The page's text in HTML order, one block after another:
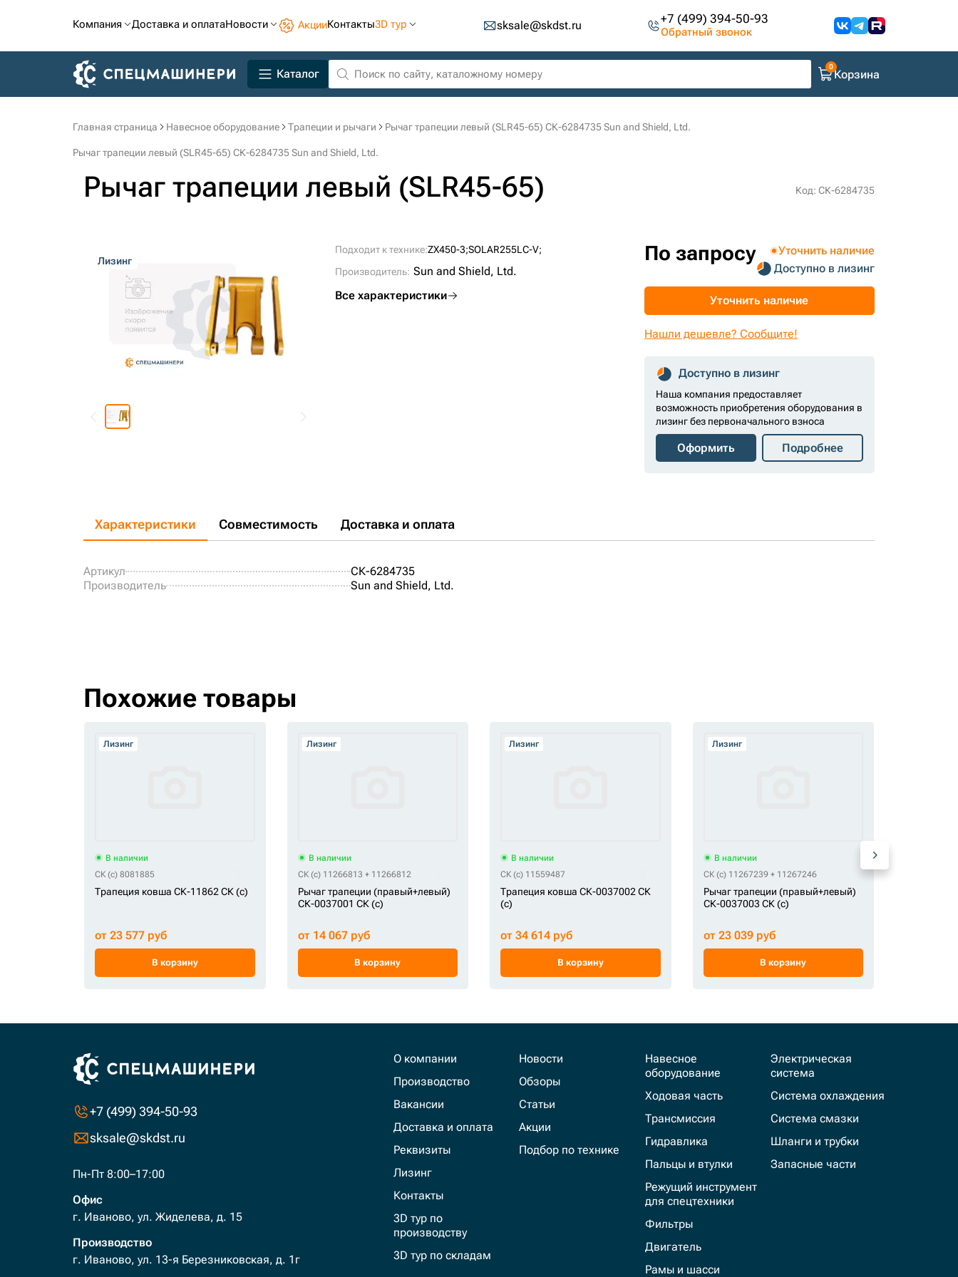
Компания Доставка и оплатаНовости АкцииКонтакты3D тур sksale@skdst.ru +7 (499) 394-50-93
Обратный звонок
Каталог Корзина
Главная страница Навесное оборудование Трапеции и рычаги Рычаг трапеции левый (SLR45-65) СК-6284735 Sun and Shield, Ltd.
Рычаг трапеции левый (SLR45-65) СК-6284735 Sun and Shield, Ltd.
Рычаг трапеции левый (SLR45-65) Код: СК-6284735
Лизинг
Подходит к технике:ZX450-3;SOLAR255LC-V;
Производитель: Sun and Shield, Ltd.
Все характеристики
По запросу
Уточнить наличие
Доступно в лизинг
Уточнить наличие
Нашли дешевле? Сообщите!
Доступно в лизинг
Наша компания предоставляет
возможность приобретения оборудования в
лизинг без первоначального взноса
Оформить Подробнее
Характеристики Совместимость Доставка и оплата
Артикул
СК-6284735
Производитель
Sun and Shield, Ltd.
Похожие товары
Лизинг
В наличии
СК (c) 8081885
Трапеция ковша СК-11862 СК (c)
от 23 577 руб
В корзину
Лизинг
В наличии
СК (c) 11266813 + 11266812
Рычаг трапеции (правый+левый)
СК-0037001 СК (c)
от 14 067 руб
В корзину
Лизинг
В наличии
СК (c) 11559487
Трапеция ковша СК-0037002 СК
(c)
от 34 614 руб
В корзину
Лизинг
В наличии
СК (c) 11267239 + 11267246
Рычаг трапеции (правый+левый)
СК-0037003 СК (c)
от 23 039 руб
В корзину
+7 (499) 394-50-93
sksale@skdst.ru
Пн-Пт 8:00–17:00
Офис
г. Иваново, ул. Жиделева, д. 15
Производство
г. Иваново, ул. 13-я Березниковская, д. 1г
О компании
Производство
Вакансии
Доставка и оплата
Реквизиты
Лизинг
Контакты
3D тур по
производству
3D тур по складам
Новости
Обзоры
Статьи
Акции
Подбор по технике
Навесное
оборудование
Ходовая часть
Трансмиссия
Гидравлика
Пальцы и втулки
Режущий инструмент
для спецтехники
Фильтры
Двигатель
Рамы и шасси
Электрическая
система
Система охлаждения
Система смазки
Шланги и трубки
Запасные части